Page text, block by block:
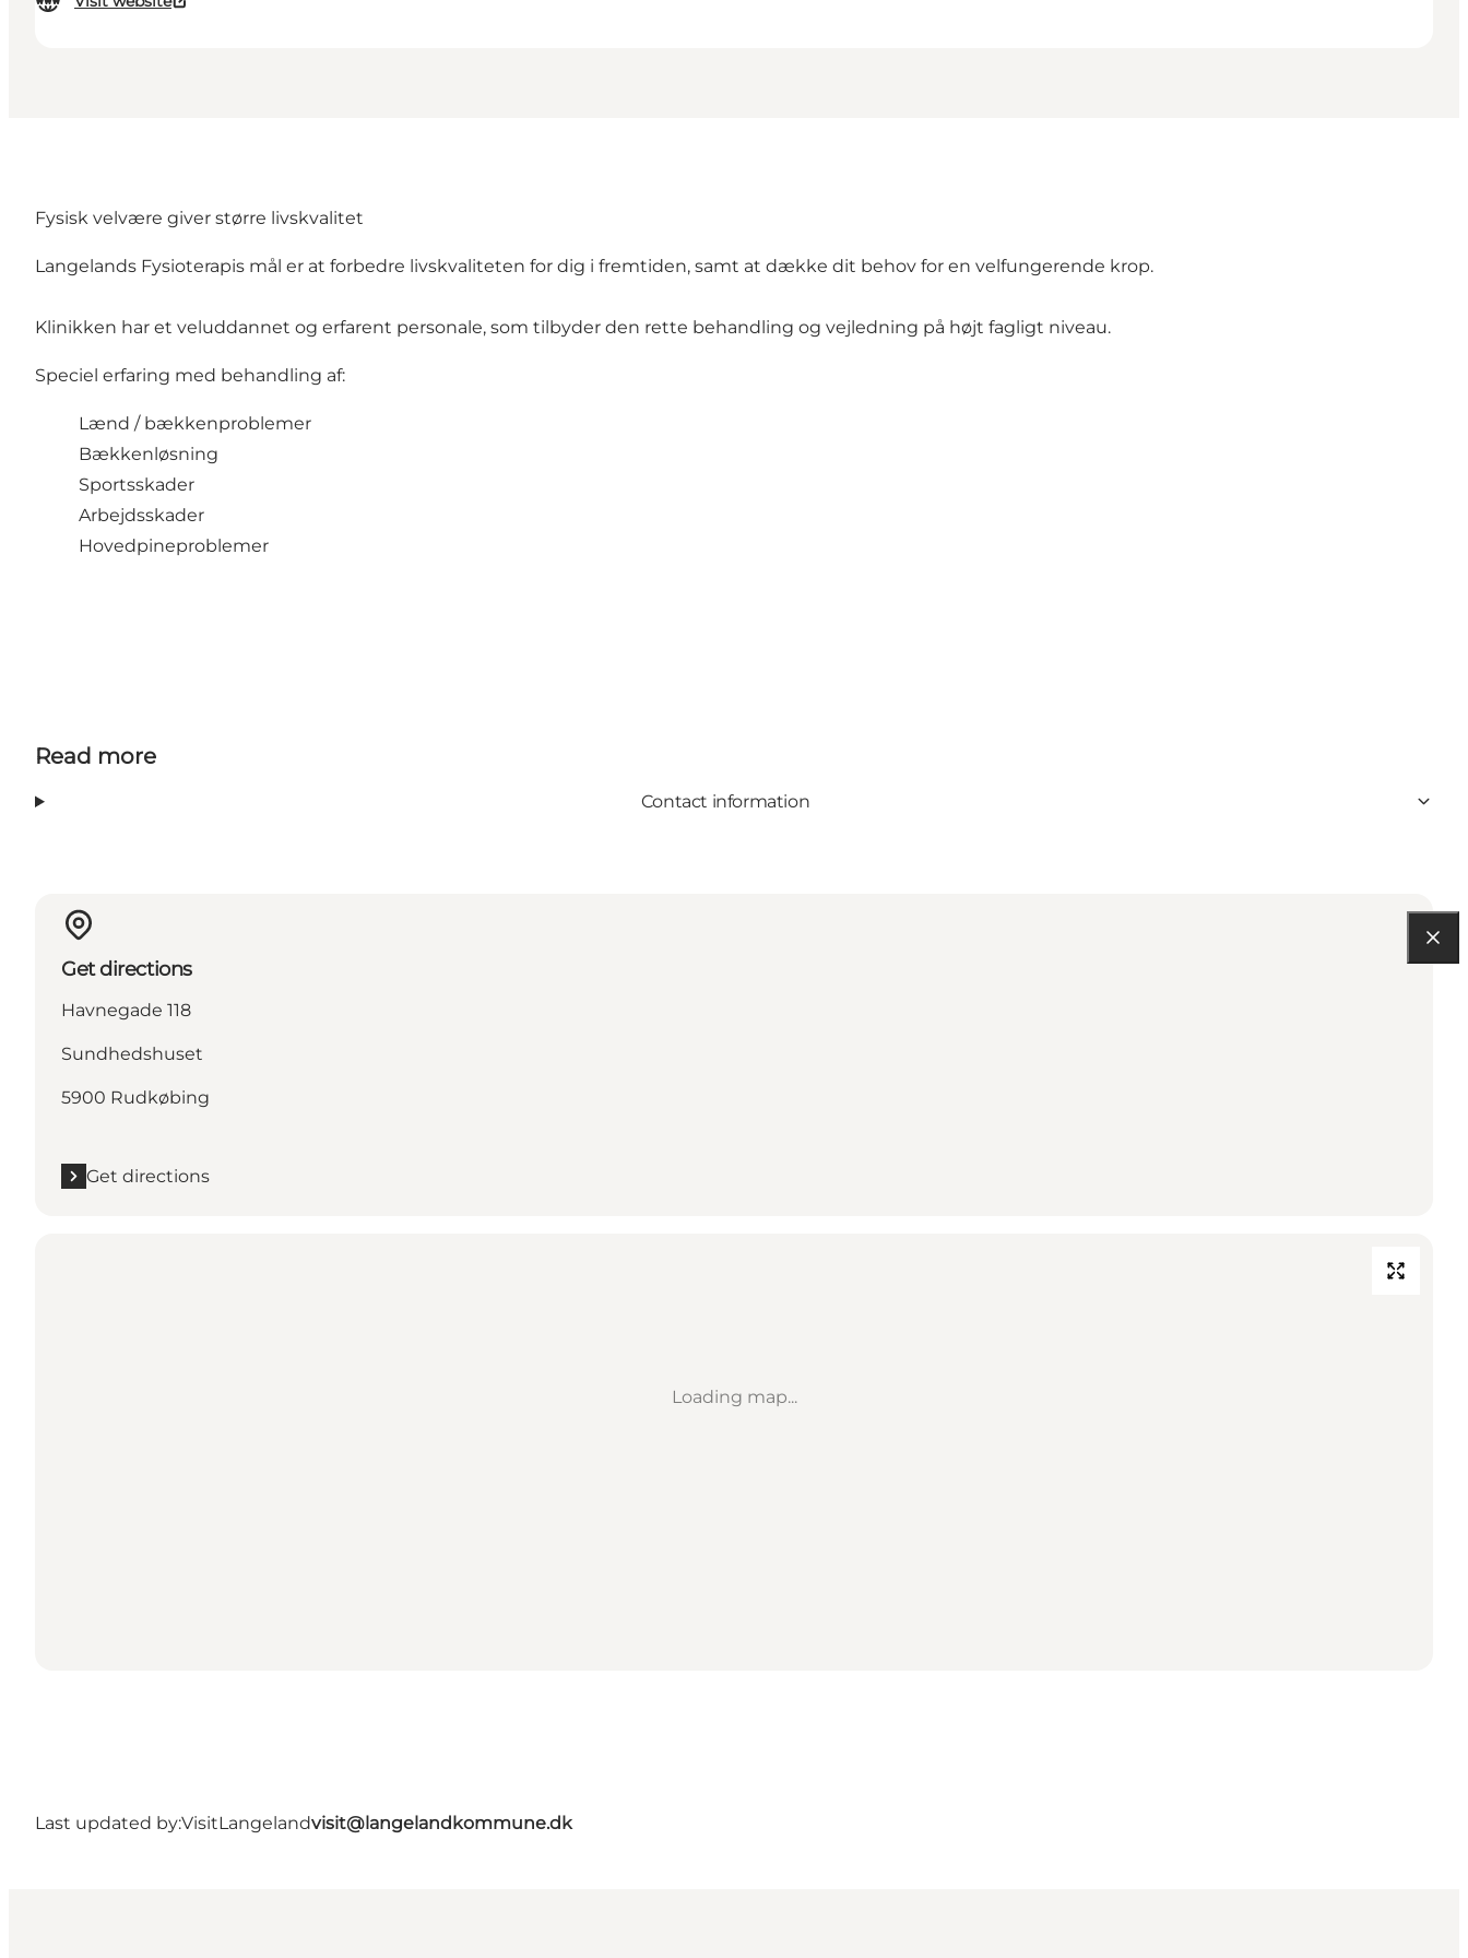
Fysisk velvære giver større livskvalitet
Langelands Fysioterapis mål er at forbedre livskvaliteten for dig i fremtiden, samt at dække dit behov for en velfungerende krop.
Klinikken har et veluddannet og erfarent personale, som tilbyder den rette behandling og vejledning på højt fagligt niveau.
Speciel erfaring med behandling af:
Lænd / bækkenproblemer
Bækkenløsning
Sportsskader
Arbejdsskader​
​​Hovedpineproblemer
Read more
Contact information
Get directions
Havnegade 118
Sundhedshuset
5900 Rudkøbing
Get directions
Loading map...
Last updated by:VisitLangelandvisit@langelandkommune.dk